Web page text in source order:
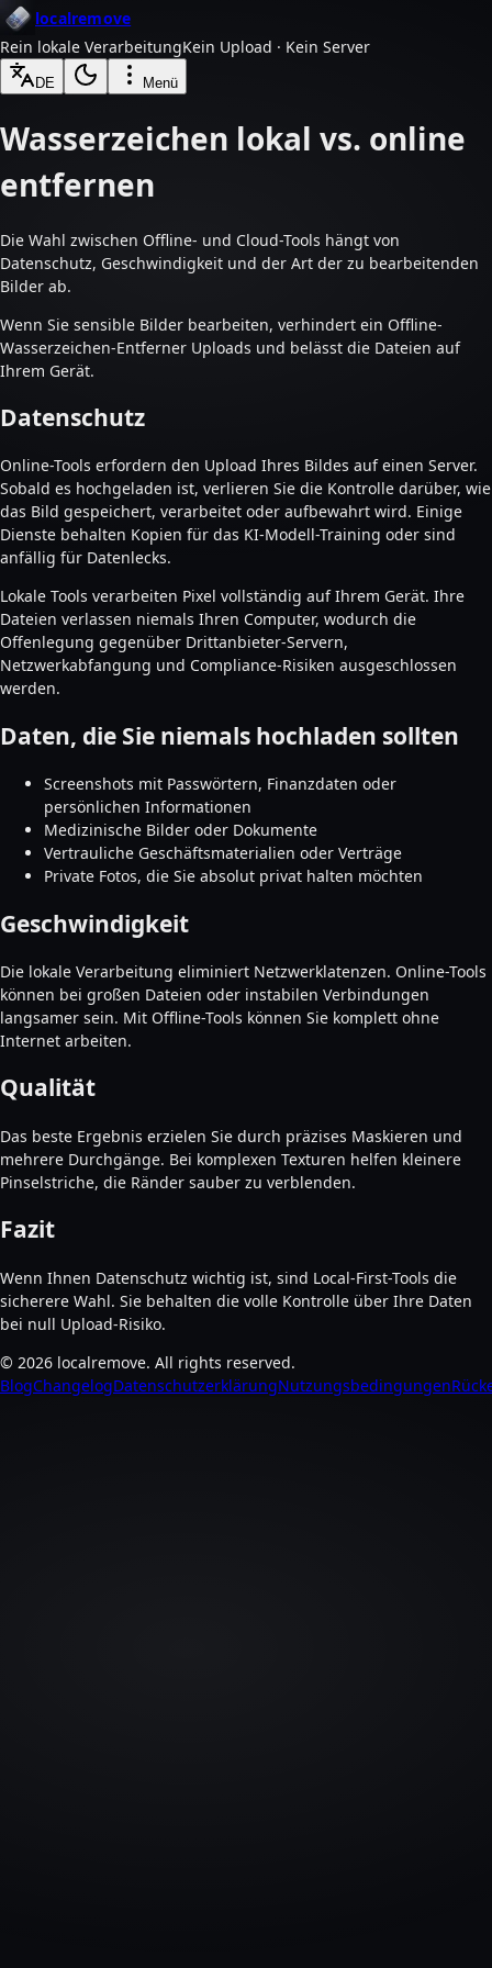
localremove
Rein lokale VerarbeitungKein Upload · Kein Server
DE Menü
Wasserzeichen lokal vs. online
entfernen
Die Wahl zwischen Offline- und Cloud-Tools hängt von
Datenschutz, Geschwindigkeit und der Art der zu bearbeitenden
Bilder ab.
Wenn Sie sensible Bilder bearbeiten, verhindert ein Offline-
Wasserzeichen-Entferner Uploads und belässt die Dateien auf
Ihrem Gerät.
Datenschutz
Online-Tools erfordern den Upload Ihres Bildes auf einen Server.
Sobald es hochgeladen ist, verlieren Sie die Kontrolle darüber, wie
das Bild gespeichert, verarbeitet oder aufbewahrt wird. Einige
Dienste behalten Kopien für das KI-Modell-Training oder sind
anfällig für Datenlecks.
Lokale Tools verarbeiten Pixel vollständig auf Ihrem Gerät. Ihre
Dateien verlassen niemals Ihren Computer, wodurch die
Offenlegung gegenüber Drittanbieter-Servern,
Netzwerkabfangung und Compliance-Risiken ausgeschlossen
werden.
Daten, die Sie niemals hochladen sollten
Screenshots mit Passwörtern, Finanzdaten oder
persönlichen Informationen
Medizinische Bilder oder Dokumente
Vertrauliche Geschäftsmaterialien oder Verträge
Private Fotos, die Sie absolut privat halten möchten
Geschwindigkeit
Die lokale Verarbeitung eliminiert Netzwerklatenzen. Online-Tools
können bei großen Dateien oder instabilen Verbindungen
langsamer sein. Mit Offline-Tools können Sie komplett ohne
Internet arbeiten.
Qualität
Das beste Ergebnis erzielen Sie durch präzises Maskieren und
mehrere Durchgänge. Bei komplexen Texturen helfen kleinere
Pinselstriche, die Ränder sauber zu verblenden.
Fazit
Wenn Ihnen Datenschutz wichtig ist, sind Local-First-Tools die
sicherere Wahl. Sie behalten die volle Kontrolle über Ihre Daten
bei null Upload-Risiko.
© 2026 localremove. All rights reserved.
BlogChangelogDatenschutzerklärungNutzungsbedingungen